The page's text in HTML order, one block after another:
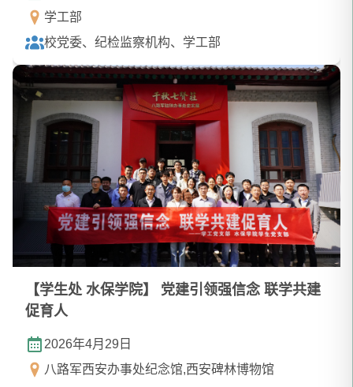
学工部
校党委、纪检监察机构、学工部
【学生处 水保学院】 党建引领强信念 联学共建
促育人
2026年4月29日
八路军西安办事处纪念馆,西安碑林博物馆